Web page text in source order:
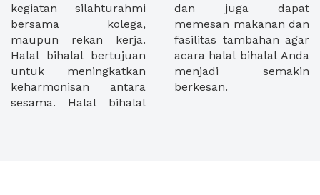
kegiatan silahturahmi
bersama kolega,
maupun rekan kerja.
Halal bihalal bertujuan
untuk meningkatkan
keharmonisan antara
sesama. Halal bihalal
dan juga dapat
memesan makanan dan
fasilitas tambahan agar
acara halal bihalal Anda
menjadi semakin
berkesan.